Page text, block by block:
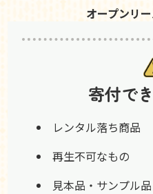
オープンリー
寄付で
レンタル落ち商品
再生不可なもの
見本品・サンプル品